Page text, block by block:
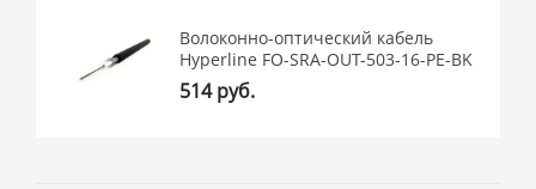
Волоконно-оптический кабель
Hyperline FO-SRA-OUT-503-16-PE-BK
514 руб.